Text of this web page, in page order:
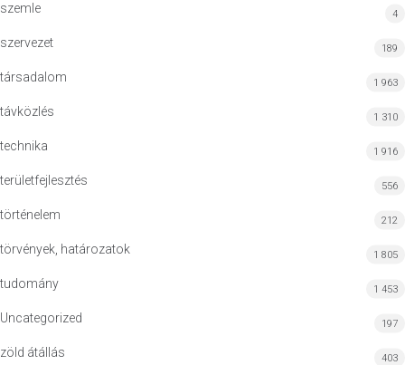
szemle 4
szervezet 189
társadalom 1 963
távközlés 1 310
technika 1 916
területfejlesztés 556
történelem 212
törvények, határozatok 1 805
tudomány 1 453
Uncategorized 197
zöld átállás 403